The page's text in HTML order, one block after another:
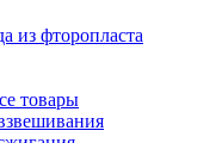
из фторопласта
товары